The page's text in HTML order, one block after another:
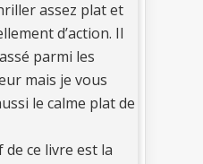
assez plat et
d’action. Il
parmi les
mais je vous
le calme plat de
ce livre est la